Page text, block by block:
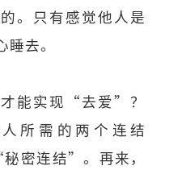
。只有感觉他人是
去。
能实现“去爱”？
所需的两个连结
连结”。再来，